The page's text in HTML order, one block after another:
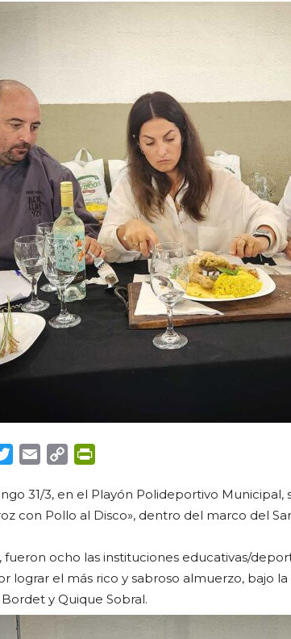
TwitterEmail Copy
31/3, en el Playón Polideportivo Municipal,
con Pollo al Disco», dentro del marco del
fueron ocho las instituciones educativas/
lograr el más rico y sabroso almuerzo, bajo la
Bordet y Quique Sobral.